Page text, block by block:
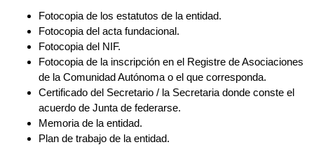
Fotocopia de los estatutos de la entidad.
Fotocopia del acta fundacional.
Fotocopia del NIF.
Fotocopia de la inscripción en el Registre de Asociaciones
de la Comunidad Autónoma o el que corresponda.
Certificado del Secretario / la Secretaria donde conste el
acuerdo de Junta de federarse.
Memoria de la entidad.
Plan de trabajo de la entidad.